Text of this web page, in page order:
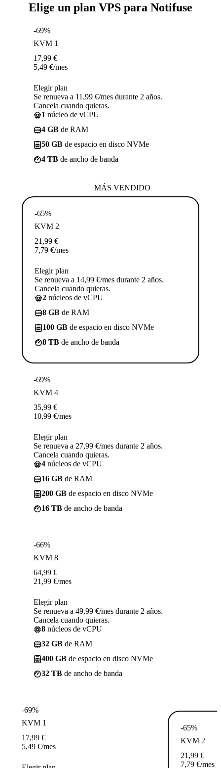
Elige un plan VPS para Notifuse
-69%
KVM 1
17,99 €
5,49 €/mes
Elegir plan
Se renueva a 11,99 €/mes durante 2 años.
Cancela cuando quieras.
1 núcleo de vCPU
4 GB de RAM
50 GB de espacio en disco NVMe
4 TB de ancho de banda
MÁS VENDIDO
-65%
KVM 2
21,99 €
7,79 €/mes
Elegir plan
Se renueva a 14,99 €/mes durante 2 años.
Cancela cuando quieras.
2 núcleos de vCPU
8 GB de RAM
100 GB de espacio en disco NVMe
8 TB de ancho de banda
-69%
KVM 4
35,99 €
10,99 €/mes
Elegir plan
Se renueva a 27,99 €/mes durante 2 años.
Cancela cuando quieras.
4 núcleos de vCPU
16 GB de RAM
200 GB de espacio en disco NVMe
16 TB de ancho de banda
-66%
KVM 8
64,99 €
21,99 €/mes
Elegir plan
Se renueva a 49,99 €/mes durante 2 años.
Cancela cuando quieras.
8 núcleos de vCPU
32 GB de RAM
400 GB de espacio en disco NVMe
32 TB de ancho de banda
-69%
KVM 1
17,99 €
5,49 €/mes
-65%
KVM 2
21,99 €
7,79 €/mes